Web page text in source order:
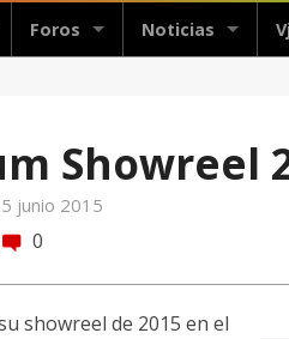
Foros Noticias
Showreel
junio 2015
comment 0
showreel de 2015 en el